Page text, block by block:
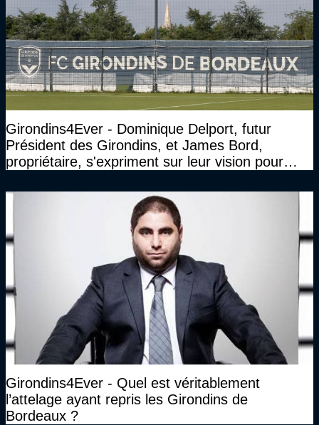
Girondins4Ever - Dominique Delport, futur
Président des Girondins, et James Bord,
propriétaire, s'expriment sur leur vision pour
Girondins4Ever - Quel est véritablement
l’attelage ayant repris les Girondins de
Bordeaux ?